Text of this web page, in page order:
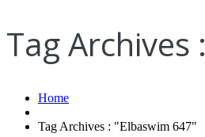
Tag Archives :
Home
Tag Archives : "Elbaswim 647"